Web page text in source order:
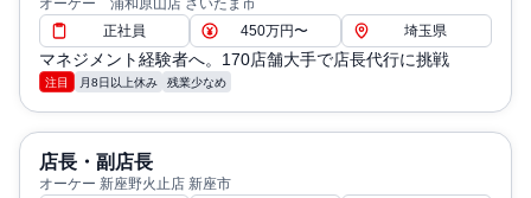
オーケー 浦和原山店 さいたま市
正社員
450万円〜 埼玉県
マネジメント経験者へ。170店舗大手で店長代行に挑戦
注目 月8日以上休み 残業少なめ
店長・副店長
オーケー 新座野火止店 新座市